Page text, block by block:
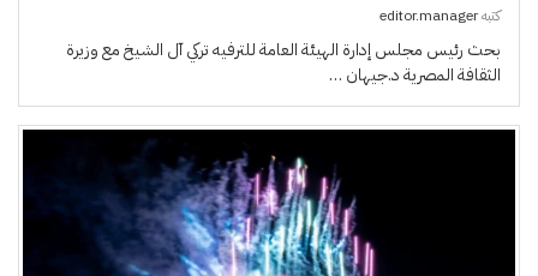
كتبهeditor.manager
بحث رئيس مجلس إدارة الهيئة العامة للترفيه تركي آل الشيخ مع وزيرة
الثقافة المصرية د.جيهان …